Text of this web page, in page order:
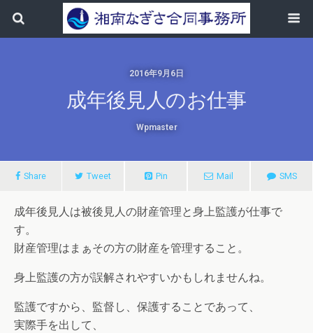
2016年9月6日
成年後見人のお仕事
Wpmaster
Share Tweet Pin Mail SMS
成年後見人は被後見人の財産管理と身上監護が仕事で
す。
財産管理はまぁその方の財産を管理すること。
身上監護の方が誤解されやすいかもしれませんね。
監護ですから、監督し、保護することであって、
実際手を出して、